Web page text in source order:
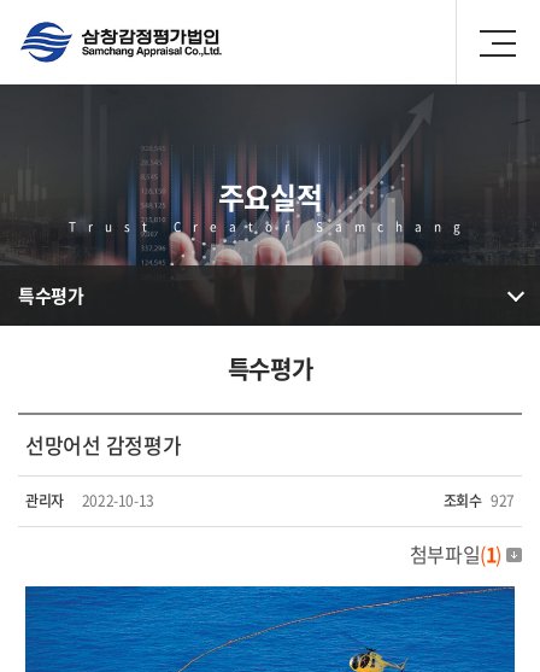
주요실적
Trust Creator Samchang
특수평가
특수평가
선망어선 감정평가
관리자 2022-10-13 조회수 927
첨부파일(1)